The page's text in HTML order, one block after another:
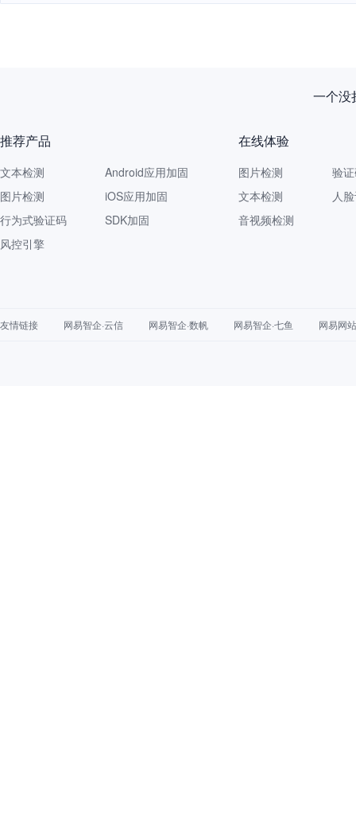
一个没
推荐产品
文本检测
图片检测
行为式验证码
风控引擎
Android应用加固
iOS应用加固
SDK加固
在线体验
图片检测
文本检测
音视频检测
验
人
友情链接 网易智企·云信 网易智企·数帆 网易智企·七鱼 网易网